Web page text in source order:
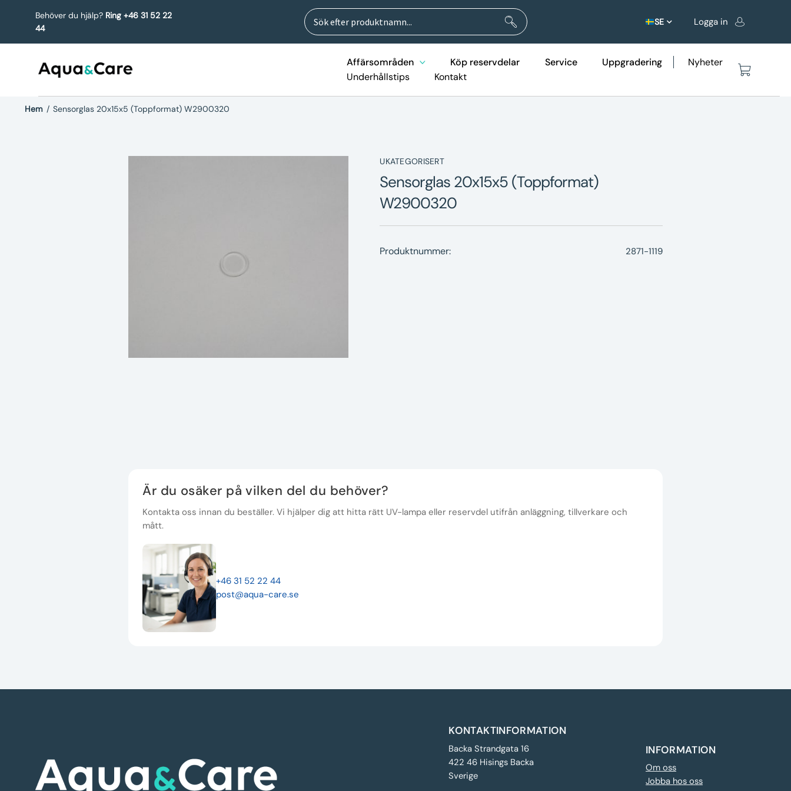
Behöver du hjälp? Ring +46 31 52 22
44
Sök
efter:
Sök
SE Logga in
Affärsområden Köp reservdelar Service Uppgradering
Nyheter
Underhållstips
Kontakt
Hem / Sensorglas 20x15x5 (Toppformat) W2900320
UKATEGORISERT
Sensorglas 20x15x5 (Toppformat)
W2900320
Produktnummer: 2871-1119
Är du osäker på vilken del du behöver?
Kontakta oss innan du beställer. Vi hjälper dig att hitta rätt UV-lampa eller reservdel utifrån anläggning, tillverkare och
mått.
+46 31 52 22 44
post@aqua-care.se
KONTAKTINFORMATION
Backa Strandgata 16
422 46 Hisings Backa
Sverige
INFORMATION
Om oss
Jobba hos oss